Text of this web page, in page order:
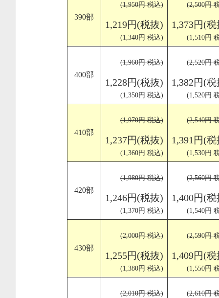
390部
(1,950円 税込)
1,219円(税抜)
(1,340円 税込)
(2,500円
1,373円(
(1,510円
400部
(1,960円 税込)
1,228円(税抜)
(1,350円 税込)
(2,520円
1,382円(
(1,520円
410部
(1,970円 税込)
1,237円(税抜)
(1,360円 税込)
(2,540円
1,391円(
(1,530円
420部
(1,980円 税込)
1,246円(税抜)
(1,370円 税込)
(2,560円
1,400円(
(1,540円
430部
(2,000円 税込)
1,255円(税抜)
(1,380円 税込)
(2,590円
1,409円(
(1,550円
(2,010円 税込) (2,610円